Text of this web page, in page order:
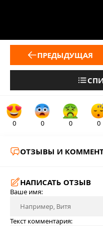
ПРЕДЫДУЩАЯ
0 0 0 0
ОТЗЫВЫ И
НАПИСАТЬ ОТЗЫВ
Ваше имя:
Текст комментария: